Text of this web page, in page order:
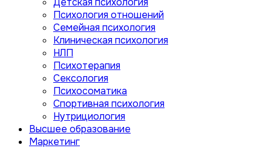
Психология отношений
Семейная психология
Клиническая психология
НЛП
Психотерапия
Сексология
Психосоматика
Спортивная психология
Нутрициология
Высшее образование
Маркетинг